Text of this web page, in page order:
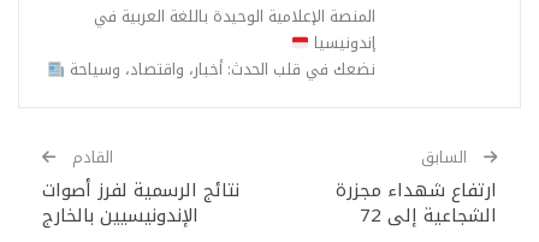
المنصة الإعلامية الوحيدة باللغة العربية في
إندونيسيا
نضعك في قلب الحدث: أخبار، واقتصاد، وسياحة
السابق
ارتفاع شهداء مجزرة
الشجاعية إلى 72
القادم
نتائج الرسمية لفرز أصوات
الإندونيسيين بالخارج